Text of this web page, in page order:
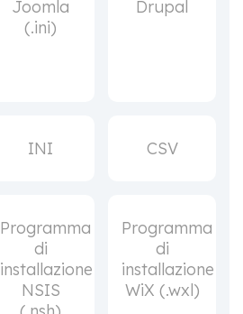
Joomla
(.ini)
Drupal
INI CSV
Programma
di
installazione
NSIS
Programma
di
installazione
WiX (.wxl)